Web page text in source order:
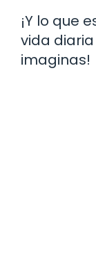
¡Y lo que
vida
imaginas!